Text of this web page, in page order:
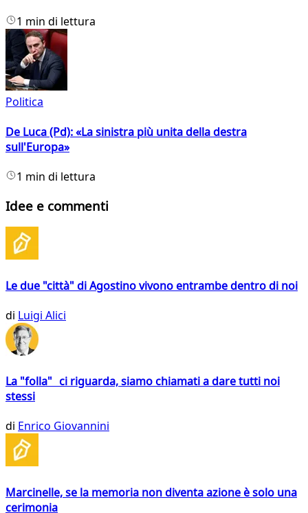
1 min di lettura
Politica
De Luca (Pd): «La sinistra più unita della destra
sull'Europa»
1 min di lettura
Idee e commenti
Le due "città" di Agostino vivono entrambe dentro di noi
di Luigi Alici
La "folla" ci riguarda, siamo chiamati a dare tutti noi
stessi
di Enrico Giovannini
Marcinelle, se la memoria non diventa azione è solo una
cerimonia